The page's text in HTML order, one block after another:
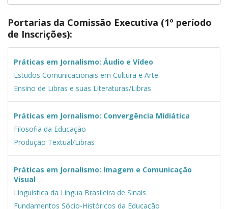
Portarias da Comissão Executiva (1º período
de Inscrições):
Práticas em Jornalismo: Áudio e Vídeo
Estudos Comunicacionais em Cultura e Arte
Ensino de Libras e suas Literaturas/Libras
Práticas em Jornalismo: Convergência Midiática
Filosofia da Educação
Produção Textual/Libras
Práticas em Jornalismo: Imagem e Comunicação
Visual
Linguística da Lingua Brasileira de Sinais
Fundamentos Sócio-Históricos da Educação